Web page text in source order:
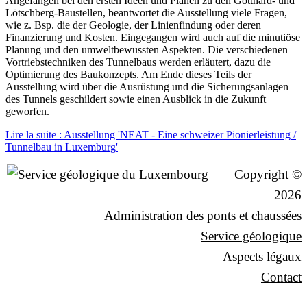
Lötschberg-Baustellen, beantwortet die Ausstellung viele Fragen,
wie z. Bsp. die der Geologie, der Linienfindung oder deren
Finanzierung und Kosten. Eingegangen wird auch auf die minutiöse
Planung und den umweltbewussten Aspekten. Die verschiedenen
Vortriebstechniken des Tunnelbaus werden erläutert, dazu die
Optimierung des Baukonzepts. Am Ende dieses Teils der
Ausstellung wird über die Ausrüstung und die Sicherungsanlagen
des Tunnels geschildert sowie einen Ausblick in die Zukunft
geworfen.
Lire la suite : Ausstellung 'NEAT - Eine schweizer Pionierleistung /
Tunnelbau in Luxemburg'
Copyright ©
2026
Administration des ponts et chaussées
Service géologique
Aspects légaux
Contact